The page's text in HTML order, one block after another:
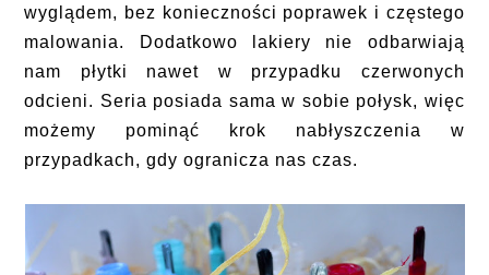
wyglądem, bez konieczności poprawek i częstego
malowania. Dodatkowo lakiery nie odbarwiają
nam płytki nawet w przypadku czerwonych
odcieni. Seria posiada sama w sobie połysk, więc
możemy pominąć krok nabłyszczenia w
przypadkach, gdy ogranicza nas czas.